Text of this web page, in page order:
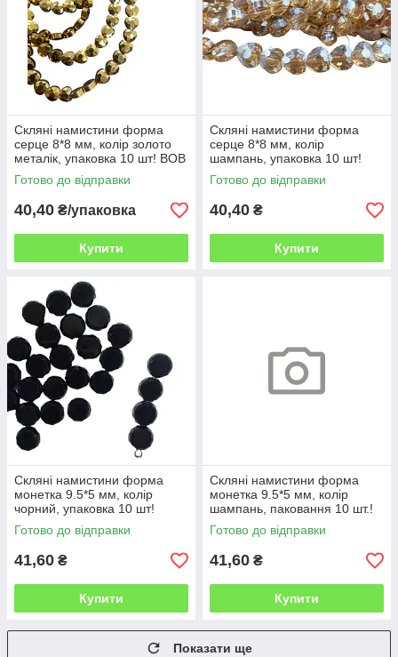
Скляні намистини форма
серце 8*8 мм, колір золото
металік, упаковка 10 шт! ВОВ
Готово до відправки
40,40 ₴/упаковка
Купити
Скляні намистини форма
серце 8*8 мм, колір
шампань, упаковка 10 шт!
Готово до відправки
40,40 ₴
Купити
Скляні намистини форма
монетка 9.5*5 мм, колір
чорний, упаковка 10 шт!
Готово до відправки
41,60 ₴
Купити
Скляні намистини форма
монетка 9.5*5 мм, колір
шампань, паковання 10 шт.!
Готово до відправки
41,60 ₴
Купити
Показати ще